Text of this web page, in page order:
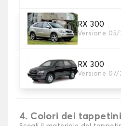
RX 300
Versione
RX 300
Versione
2. Materiale
Scegli il materiale del
3. Set di tappetini
Selezionare il numero di
necessari.
4. Colori dei tappetini